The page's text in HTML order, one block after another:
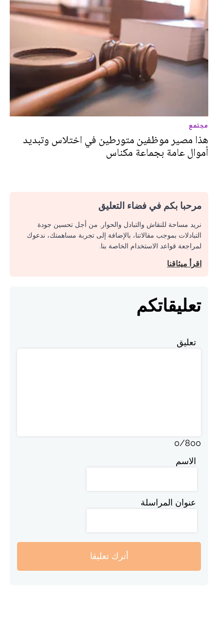
مجتمع
هذا مصير موظفين متورطين في اختلاس وتبديد
أموال عامة بجماعة مكناس
مرحبا بكم في فضاء التعليق
نريد مساحة للنقاش والتبادل والحوار. من أجل تحسين جودة
التبادلات بموجب مقالاتنا، بالإضافة إلى تجربة مساهمتك، ندعوك
لمراجعة قواعد الاستخدام الخاصة بنا.
اقرأ ميثاقنا
تعليقاتكم
تعليق
0/800
الاسم
عنوان المراسلة
أترك تعليقا